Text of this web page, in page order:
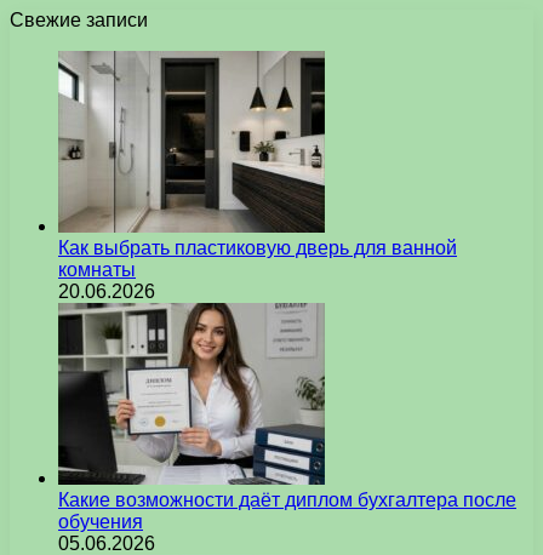
Свежие записи
Как выбрать пластиковую дверь для ванной
комнаты
20.06.2026
Какие возможности даёт диплом бухгалтера после
обучения
05.06.2026